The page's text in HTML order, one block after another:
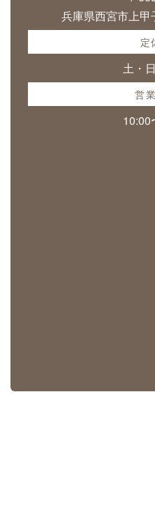
兵庫県西宮市上
定
土・
営
10:00